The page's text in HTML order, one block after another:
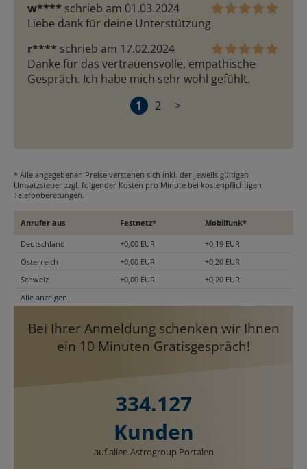
w**** schrieb am 01.03.2024
Liebe dank für deine Unterstützung
r**** schrieb am 17.02.2024
Danke für das vertrauensvolle, empathische
Gespräch. Ich habe mich sehr wohl gefühlt.
1
2 >
* Alle angegebenen Preise verstehen sich inkl. der jeweils gültigen
Umsatzsteuer zzgl. folgender Kosten pro Minute bei kostenpflichtigen
Telefonberatungen.
Anrufer aus Festnetz* Mobilfunk*
Deutschland +0,00 EUR
+0,19 EUR
Österreich
+0,00 EUR
+0,20 EUR
Schweiz
+0,00 EUR
+0,20 EUR
Alle anzeigen
Bei Ihrer Anmeldung schenken wir Ihnen
ein 10 Minuten Gratisgespräch!
334.127
Kunden
auf allen Astrogroup Portalen